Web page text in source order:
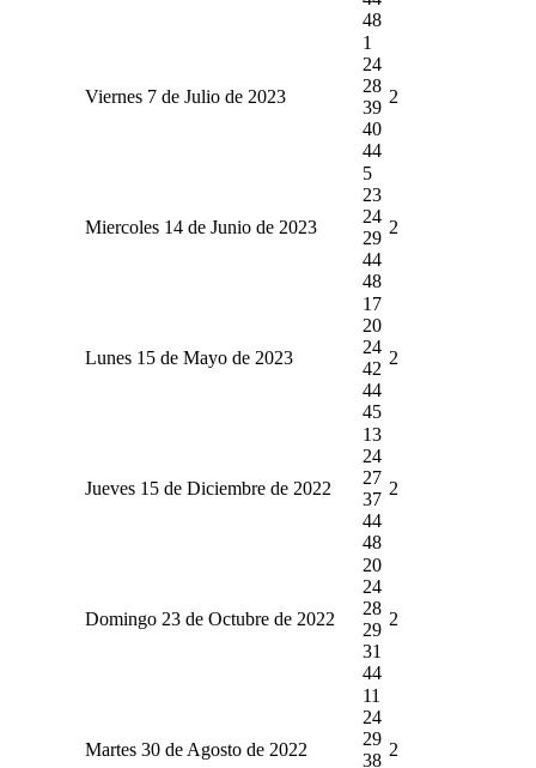
48
Viernes 7 de Julio de 2023
1
24
28
39
40
44
2
Miercoles 14 de Junio de 2023
5
23
24
29
44
48
2
Lunes 15 de Mayo de 2023
17
20
24
42
44
45
2
Jueves 15 de Diciembre de 2022
13
24
27
37
44
48
2
Domingo 23 de Octubre de 2022
20
24
28
29
31
44
2
Martes 30 de Agosto de 2022
11
24
29
38
2